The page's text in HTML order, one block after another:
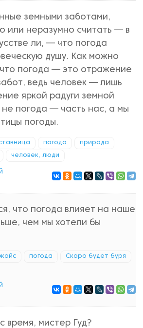
земными заботами,
или неразумно считать — в
ли, — что погода
душу. Как можно
погода — это отражение
ведь человек — лишь
яркой радуги земной
погода — часть нас, а мы
погоды.
погода природа
человек, люди
что погода влияет на наше
чем мы хотели бы
погода Скоро будет буря
время, мистер Гуд?